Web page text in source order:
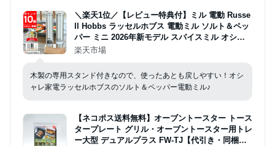
＼楽天1位／【レビュー特典付】ミル 電動 Russe
ll Hobbs ラッセルホブス 電動ミル ソルト＆ペッ
パー ミニ 2026年新モデル スパイスミル オシャ
レ ワンプッシュ 岩塩 胡椒 充電池 ステンレス 粗
ンド
楽天市場
木製の専用スタンド付きなので、使ったあとも戻しやすい！オシ
ャレ家電ラッセルホブスのソルト＆ペッパー電動ミル♪
【ネコポス送料無料】オーブントースター トース
タープレート グリル・オーブントースター用トレ
ー大型 デュアルプラス FW-TJ【代引き・同梱・